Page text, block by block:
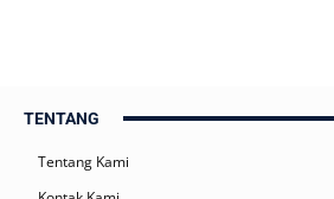
TENTANG
Tentang Kami